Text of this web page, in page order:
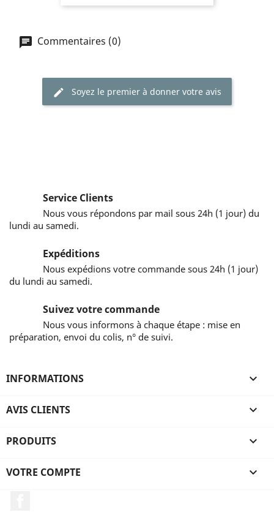
Commentaires (0)
Soyez le premier à donner votre avis
Service Clients
Nous vous répondons par mail sous 24h (1 jour) du
lundi au samedi.
Expéditions
Nous expédions votre commande sous 24h (1 jour)
du lundi au samedi.
Suivez votre commande
Nous vous informons à chaque étape : mise en
préparation, envoi du colis, n° de suivi.
INFORMATIONS 
AVIS CLIENTS 
PRODUITS 
VOTRE COMPTE 